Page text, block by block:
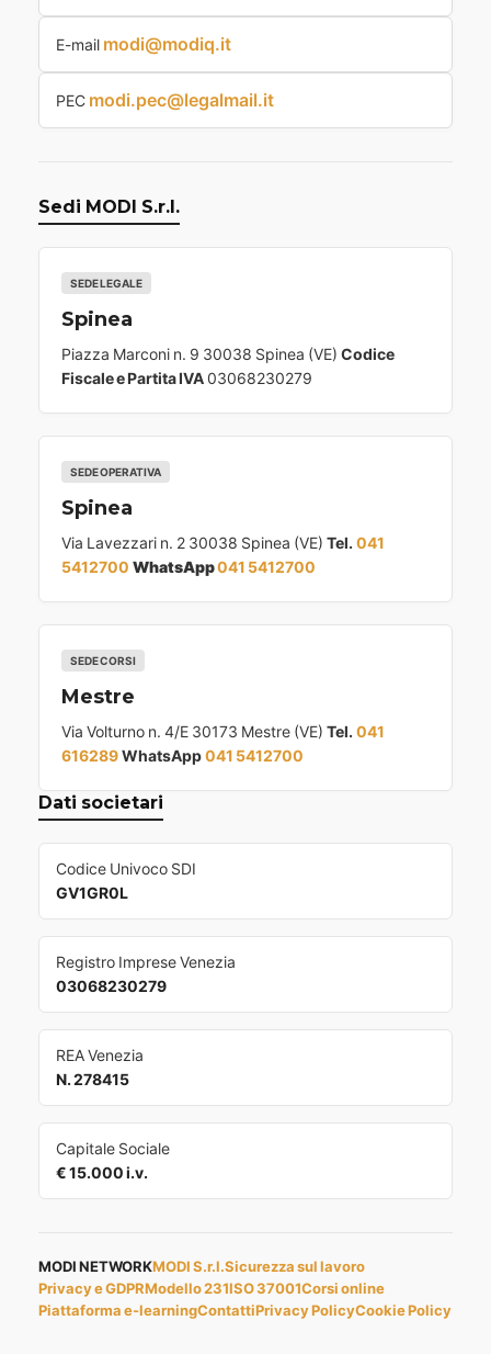
E-mail modi@modiq.it
PEC modi.pec@legalmail.it
Sedi MODI S.r.l.
SEDE LEGALE
Spinea
Piazza Marconi n. 9 30038 Spinea (VE) Codice
Fiscale e Partita IVA03068230279
SEDE OPERATIVA
Spinea
Via Lavezzari n. 2 30038 Spinea (VE) Tel. 041
5412700 WhatsApp041 5412700
SEDE CORSI
Mestre
Via Volturno n. 4/E 30173 Mestre (VE) Tel. 041
616289WhatsApp041 5412700
Dati societari
Codice Univoco SDI
GV1GR0L
Registro Imprese Venezia
03068230279
REA Venezia
N. 278415
Capitale Sociale
€ 15.000 i.v.
MODI NETWORKMODI S.r.l.Sicurezza sul lavoro
Privacy e GDPRModello 231ISO 37001Corsi online
Piattaforma e-learningContattiPrivacy PolicyCookie Policy